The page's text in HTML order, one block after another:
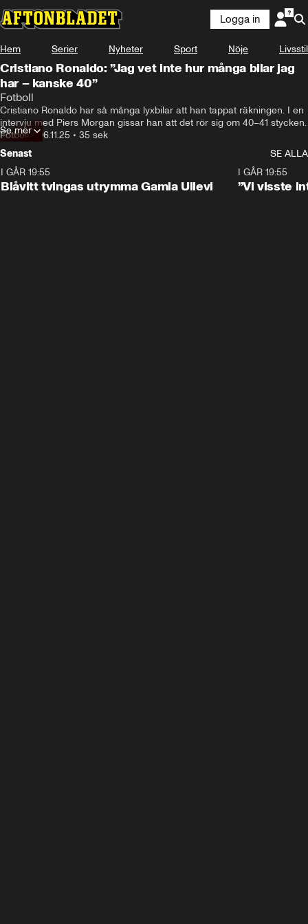
Logga in
Hem Serier Nyheter Sport Nöje Livsstil
Cristiano Ronaldo: ”Jag vet inte hur många bilar jag
har – kanske 40”
Fotboll
Cristiano Ronaldo har så många lyxbilar att han tappat räkningen. I en
intervju med Piers Morgan gissar han att det rör sig om 40–41 stycken.
Fotboll•06.11.25 • 35 sek
Se mer
Senast
SE ALLA
I GÅR 19:55
Blåvitt tvingas utrymma Gamla Ullevi
I GÅR 19:55
”Vi visste